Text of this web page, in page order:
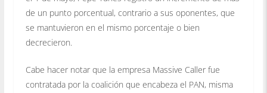
de un punto porcentual, contrario a sus oponentes, que
se mantuvieron en el mismo porcentaje o bien
decrecieron.
Cabe hacer notar que la empresa Massive Caller fue
contratada por la coalición que encabeza el PAN, misma